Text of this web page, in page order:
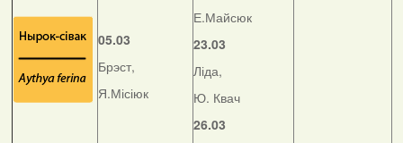
05.03
Брэст,
Я.Місіюк
Е.Майсюк
23.03
Ліда,
Ю. Квач
26.03